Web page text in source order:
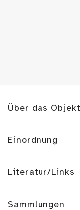
Über das Objekt
Einordnung
Literatur/Links
Sammlungen